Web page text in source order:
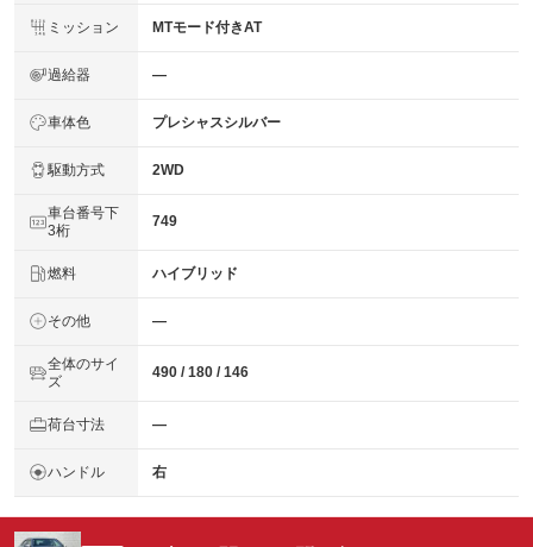
ミッション MTモード付きAT
過給器 ―
車体色 プレシャスシルバー
駆動方式 2WD
車台番号下
3桁
749
燃料 ハイブリッド
その他 ―
全体のサイ
ズ
490 / 180 / 146
荷台寸法 ―
ハンドル 右